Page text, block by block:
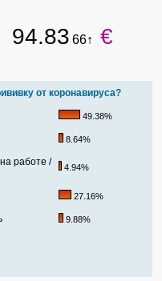
94.83 66↑ €
от коронавируса?
49.38%
8.64%
работе /
4.94%
27.16%
9.88%